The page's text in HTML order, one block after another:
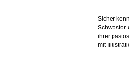
Sicher
Schwester
ihrer
mit